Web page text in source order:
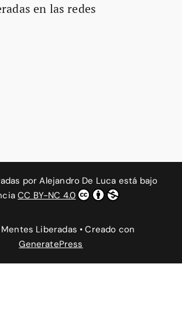
en las redes
porAlejandro De Luca está bajo
CC BY-NC 4.0
Liberadas • Creado con
GeneratePress